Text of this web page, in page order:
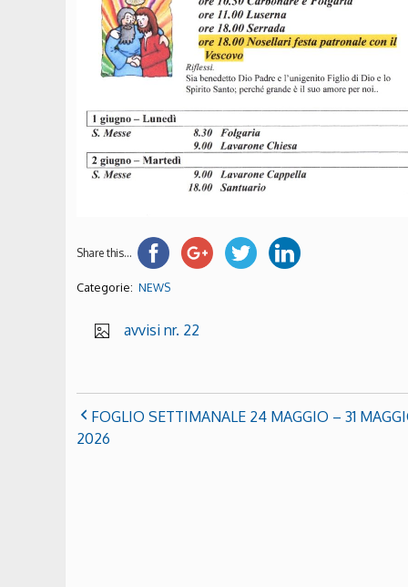
Share this...
Categorie: NEWS
avvisi nr. 22
FOGLIO SETTIMANALE 24 MAGGIO – 31
2026